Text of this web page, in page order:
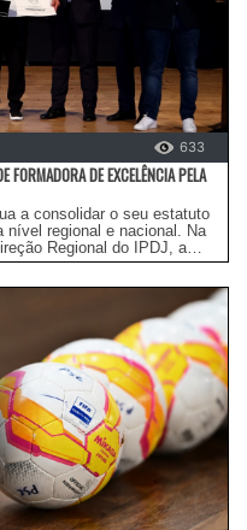
633
FORMADORA DE EXCELÊNCIA PELA
a consolidar o seu estatuto
nível regional e nacional. Na
Regional do IPDJ, a
e a Associação de Futebol
a manutenção das nossas